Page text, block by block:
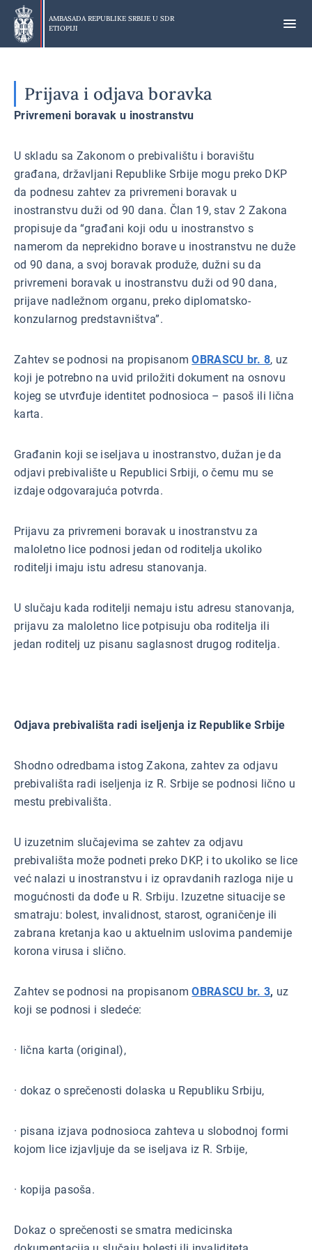
Preskoči
glavni
deo
AMBASADA REPUBLIKE SRBIJE U SDR
ETIOPIJI
Prijava i odjava boravka
Privremeni boravak u inostranstvu
U skladu sa Zakonom o prebivalištu i boravištu
građana, državljani Republike Srbije mogu preko DKP
da podnesu zahtev za privremeni boravak u
inostranstvu duži od 90 dana. Član 19, stav 2 Zakona
propisuje da “građani koji odu u inostranstvo s
namerom da neprekidno borave u inostranstvu ne duže
od 90 dana, a svoj boravak produže, dužni su da
privremeni boravak u inostranstvu duži od 90 dana,
prijave nadležnom organu, preko diplomatsko-
konzularnog predstavništva”.
Zahtev se podnosi na propisanomOBRASCU br. 8, uz
koji je potrebno na uvid priložiti dokument na osnovu
kojeg se utvrđuje identitet podnosioca – pasoš ili lična
karta.
Građanin koji se iseljava u inostranstvo, dužan je da
odjavi prebivalište u Republici Srbiji, o čemu mu se
izdaje odgovarajuća potvrda.
Prijavu za privremeni boravak u inostranstvu za
maloletno lice podnosi jedan od roditelja ukoliko
roditelji imaju istu adresu stanovanja.
U slučaju kada roditelji nemaju istu adresu stanovanja,
prijavu za maloletno lice potpisuju oba roditelja ili
jedan roditelj uz pisanu saglasnost drugog roditelja.
Odjava prebivališta radi iseljenja iz Republike Srbije
Shodno odredbama istog Zakona, zahtev za odjavu
prebivališta radi iseljenja iz R. Srbije se podnosi lično u
mestu prebivališta.
U izuzetnim slučajevima se zahtev za odjavu
prebivališta može podneti preko DKP, i to ukoliko se lice
već nalazi u inostranstvu i iz opravdanih razloga nije u
mogućnosti da dođe u R. Srbiju. Izuzetne situacije se
smatraju: bolest, invalidnost, starost, ograničenje ili
zabrana kretanja kao u aktuelnim uslovima pandemije
korona virusa i slično.
Zahtev se podnosi na propisanomOBRASCU br. 3, uz
koji se podnosi i sledeće:
· lična karta (original),
· dokaz o sprečenosti dolaska u Republiku Srbiju,
· pisana izjava podnosioca zahteva u slobodnoj formi
kojom lice izjavljuje da se iseljava iz R. Srbije,
· kopija pasoša.
Dokaz o sprečenosti se smatra medicinska